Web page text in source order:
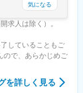
気になる
求人は除く）。
していることもご
ので、あらかじめご
を詳しく見る